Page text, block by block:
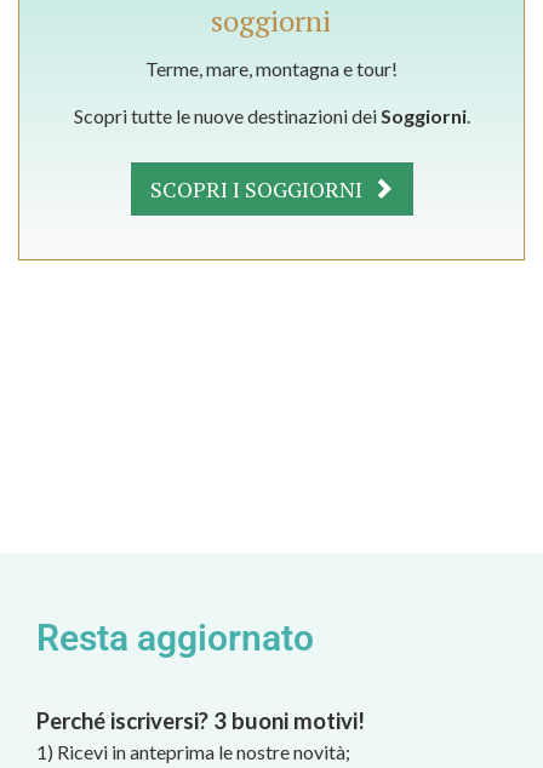
soggiorni
Terme, mare, montagna e tour!
Scopri tutte le nuove destinazioni deiSoggiorni.
SCOPRI I SOGGIORNI
Resta aggiornato
Perché iscriversi? 3 buoni motivi!
1) Ricevi in anteprima le nostre novità;